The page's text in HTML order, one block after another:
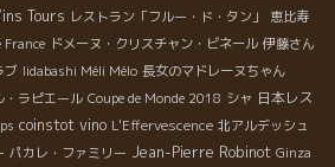
Tours レストラン「フルー・ド・タン」
恵比寿
France ドメーヌ・クリスチャン・ビネール 伊藤さん
ブ Iidabashi Méli Mélo 長女のマドレーヌちゃん
ラピエール Coupe de Monde 2018 シャ 日本レス
coinstot vino L'Effervescence 北アルデッシュ
パカレ・ファミリー Jean-Pierre Robinot Ginza